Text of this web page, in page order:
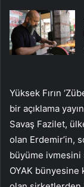
Yüksek Fırın
bir açıklama
Savaş Fazilet,
olan Erdemir’in,
büyüme ivmesini
OYAK bünyesine